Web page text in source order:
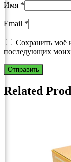
Имя *
Email *
Сохранить моё
последующих моих
Related